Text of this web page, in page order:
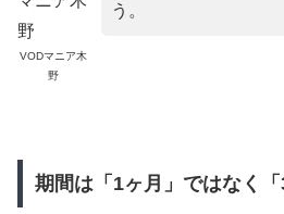
VODマニア木
野
う。
期間は「1ヶ月」ではなく「